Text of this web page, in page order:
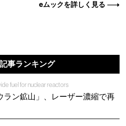
eムックを詳しく見る
事ランキング
fuel for nuclear reactors
ラン鉱山」、レーザー濃縮で再